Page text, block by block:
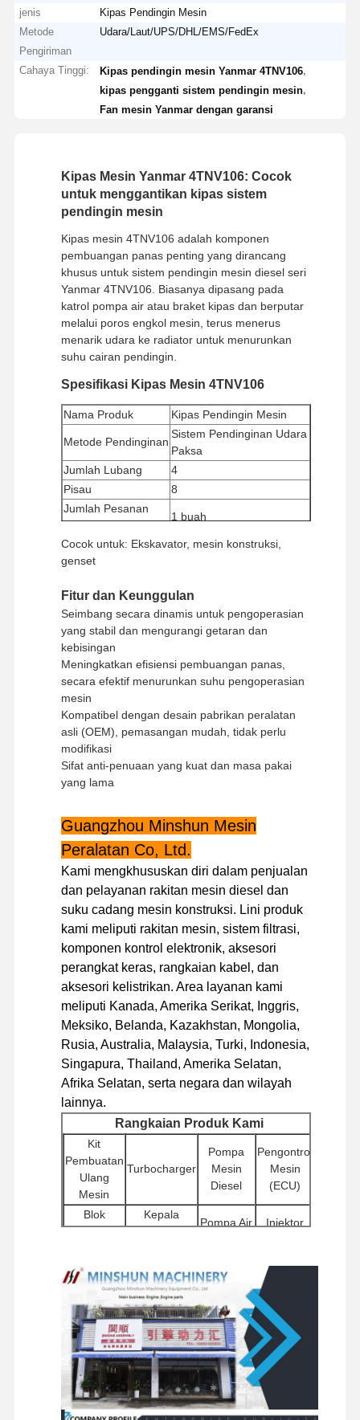
Rumah Produk
Pertunjukan
VR
Tentang
Kami
Kontrol
Kualitas
Hubungi
Kami
Kasus
mesin Perkins
Mesin Yanmar
mesin Kubota
Mesin Isuzu
Mesin CUMMINS
jenis
Kipas Pendingin Mesin
Metode
Pengiriman
Udara/Laut/UPS/DHL/EMS/FedEx
Cahaya Tinggi: Kipas pendingin mesin Yanmar 4TNV106
kipas pengganti sistem pendingin mesin
Fan mesin Yanmar dengan garansi
Kipas Mesin Yanmar 4TNV106: Cocok
untuk menggantikan kipas sistem
pendingin mesin
Kipas mesin 4TNV106 adalah komponen
pembuangan panas penting yang dirancang
khusus untuk sistem pendingin mesin diesel seri
Yanmar 4TNV106. Biasanya dipasang pada
katrol pompa air atau braket kipas dan berputar
melalui poros engkol mesin, terus menerus
menarik udara ke radiator untuk menurunkan
suhu cairan pendingin.
Spesifikasi Kipas Mesin 4TNV106
Nama Produk Kipas Pendingin Mesin
Metode Pendinginan
Sistem Pendinginan Udara
Paksa
Jumlah Lubang
4
Pisau
8
Jumlah Pesanan
Minimum
1 buah
Metode
Pembayaran
Western Union, T/T
Cocok untuk: Ekskavator, mesin konstruksi,
genset
Fitur dan Keunggulan
Seimbang secara dinamis untuk pengoperasian
yang stabil dan mengurangi getaran dan
kebisingan
Meningkatkan efisiensi pembuangan panas,
secara efektif menurunkan suhu pengoperasian
mesin
Kompatibel dengan desain pabrikan peralatan
asli (OEM), pemasangan mudah, tidak perlu
modifikasi
Sifat anti-penuaan yang kuat dan masa pakai
yang lama
Guangzhou Minshun Mesin
Peralatan Co, Ltd.
Kami mengkhususkan diri dalam penjualan
dan pelayanan rakitan mesin diesel dan
suku cadang mesin konstruksi. Lini produk
kami meliputi rakitan mesin, sistem filtrasi,
komponen kontrol elektronik, aksesori
perangkat keras, rangkaian kabel, dan
aksesori kelistrikan. Area layanan kami
meliputi Kanada, Amerika Serikat, Inggris,
Meksiko, Belanda, Kazakhstan, Mongolia,
Rusia, Australia, Malaysia, Turki, Indonesia,
Singapura, Thailand, Amerika Selatan,
Afrika Selatan, serta negara dan wilayah
lainnya.
Rangkaian Produk Kami
Kit
Pembuatan
Ulang
Mesin
Turbocharger
Pompa
Mesin
Diesel
Pengontrol
Mesin
(ECU)
Blok
Silinder
Kepala
Silinder
Pompa Air Injektor
Pemula
Lainnya
Hidrolik
Ekskavator
Komponen
Putar
Katup
Distributor
Rakitan
Motor
Perjalanan
Komponen
Sasis dan
Aksesori
Lainnya